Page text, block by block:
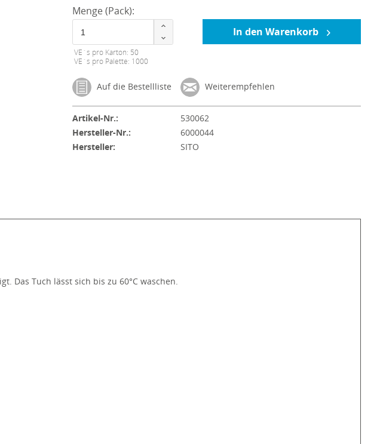
Menge (Pack):
VE´s pro Karton: 50
VE´s pro Palette: 1000
In den Warenkorb
Auf die Bestellliste Weiterempfehlen
Artikel-Nr.:
530062
Hersteller-Nr.:
6000044
Hersteller:
SITO
Das Tuch lässt sich bis zu 60°C waschen.